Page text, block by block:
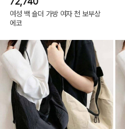
여성 백 숄더 가방 여자 천 보부상
에코